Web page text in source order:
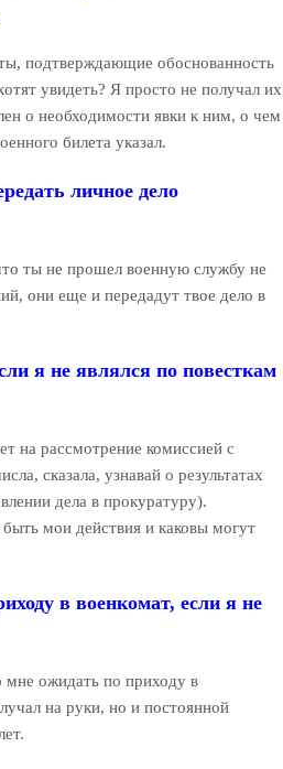
подтверждающие обоснованность
увидеть? Я просто не получал их
о необходимости явки к ним, о чем
билета указал.
личное дело
ты не прошел военную службу не
они еще и передадут твое дело в
я не являлся по повесткам
на рассмотрение комиссией с
сказала, узнавай о результатах
дела в прокуратуру).
мои действия и каковы могут
в военкомат, если я не
ожидать по приходу в
на руки, но и постоянной